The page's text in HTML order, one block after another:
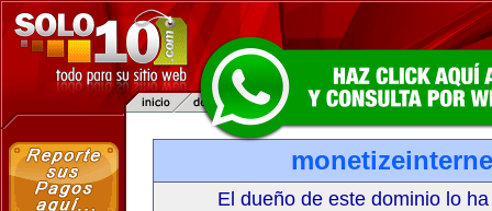
El dueño de este dominio lo